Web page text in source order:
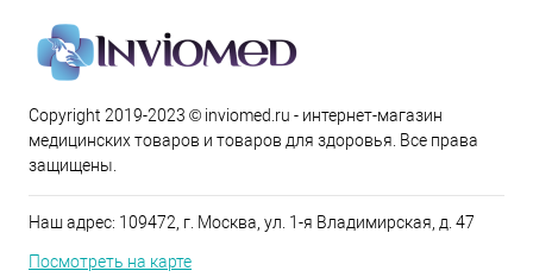
Copyright 2019-2023 © inviomed.ru - интернет-магазин
медицинских товаров и товаров для здоровья. Все права
защищены.
Наш адрес: 109472, г. Москва, ул. 1-я Владимирская, д. 47
Посмотреть на карте